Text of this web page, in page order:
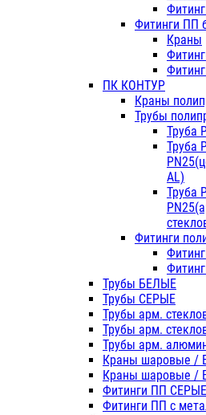
Фитинги ПП
Краны
ПК КОНТУР
Краны
Трубы
Труба
Труба
AL)
Труба
Фитинги
Трубы БЕЛЫЕ
Трубы СЕРЫЕ
Трубы арм.
Трубы арм.
Трубы арм.
Краны шаровые /
Краны шаровые /
Фитинги ПП СЕРЫЕ
Фитинги ПП с